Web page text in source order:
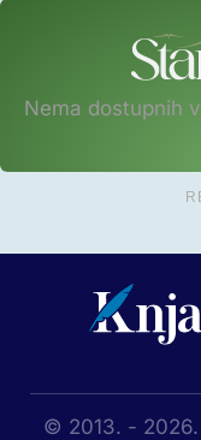
Nema dostupnih
© 2013. -